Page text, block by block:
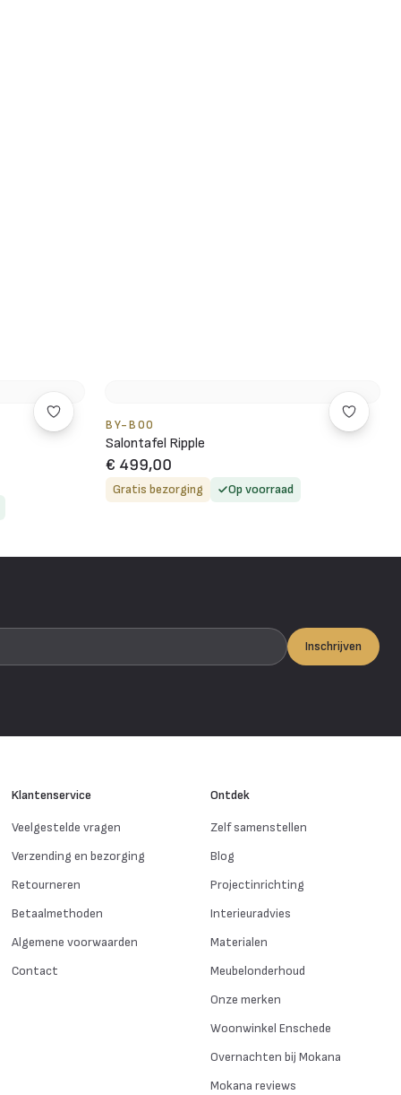
BY-BOO
Salontafel Ripple
€ 499,00
Gratis bezorging Op voorraad
Inschrijven
Klantenservice
Veelgestelde vragen
Verzending en bezorging
Retourneren
Betaalmethoden
Algemene voorwaarden
Contact
Ontdek
Zelf samenstellen
Blog
Projectinrichting
Interieuradvies
Materialen
Meubelonderhoud
Onze merken
Woonwinkel Enschede
Overnachten bij Mokana
Mokana reviews